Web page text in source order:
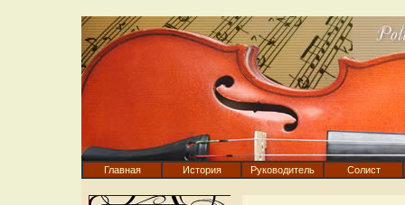
Главная История Руководитель Солист